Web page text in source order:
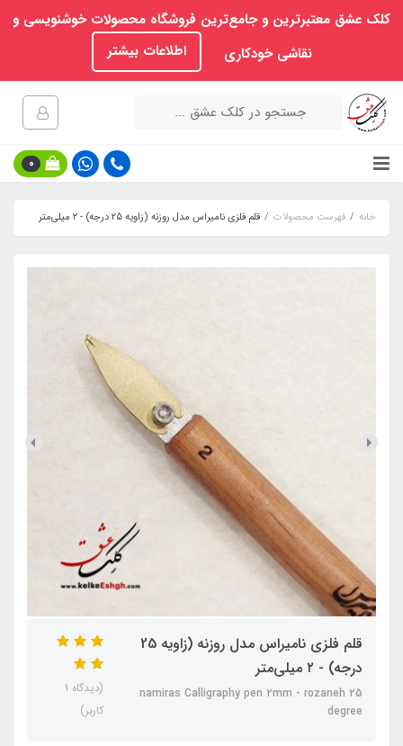
کلک عشق معتبرترین و جامع‌ترین فروشگاه محصولات خوشنویسی و
نقاشی خودکاری
اطلاعات بیشتر
0
خانه فهرست محصولات قلم فلزی نامیراس مدل روزنه (زاویه 25 درجه) - ۲ میلی‌متر
قلم فلزی نامیراس مدل روزنه (زاویه 25
درجه) - ۲ میلی‌متر
namiras Calligraphy pen ۲mm - rozaneh 25
degree
(دیدگاه 1
کاربر)